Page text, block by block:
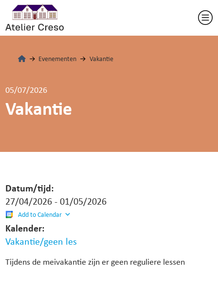
Evenementen Vakantie
05/07/2026
Vakantie
Datum/tijd:
27/04/2026 - 01/05/2026
Add to Calendar
Kalender:
Vakantie/geen les
Tijdens de meivakantie zijn er geen reguliere lessen